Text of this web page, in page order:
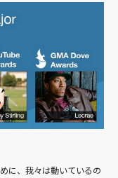
に、我々は動いているの